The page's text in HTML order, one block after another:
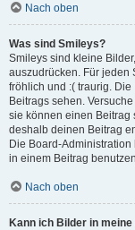
Nach oben
Was sind Smileys?
Smileys sind kleine
auszudrücken. Für jeden
fröhlich und :( traurig.
Beitrags sehen.
sie können einen Beitrag
deshalb deinen Beitrag
Die Board-
in einem Beitrag
Nach oben
Kann ich Bilder in